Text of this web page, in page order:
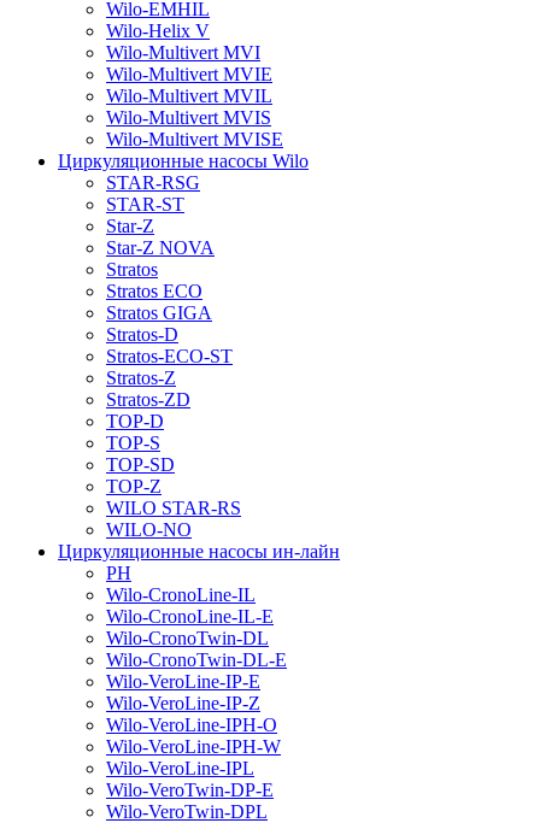
Wilo-EMHIL
Wilo-Helix V
Wilo-Multivert MVI
Wilo-Multivert MVIE
Wilo-Multivert MVIL
Wilo-Multivert MVIS
Wilo-Multivert MVISE
Циркуляционные насосы Wilo
STAR-RSG
STAR-ST
Star-Z
Star-Z NOVA
Stratos
Stratos ECO
Stratos GIGA
Stratos-D
Stratos-ECO-ST
Stratos-Z
Stratos-ZD
TOP-D
TOP-S
TOP-SD
TOP-Z
WILO STAR-RS
WILO-NO
Циркуляционные насосы ин-лайн
PH
Wilo-CronoLine-IL
Wilo-CronoLine-IL-E
Wilo-CronoTwin-DL
Wilo-CronoTwin-DL-E
Wilo-VeroLine-IP-E
Wilo-VeroLine-IP-Z
Wilo-VeroLine-IPH-O
Wilo-VeroLine-IPH-W
Wilo-VeroLine-IPL
Wilo-VeroTwin-DP-E
Wilo-VeroTwin-DPL